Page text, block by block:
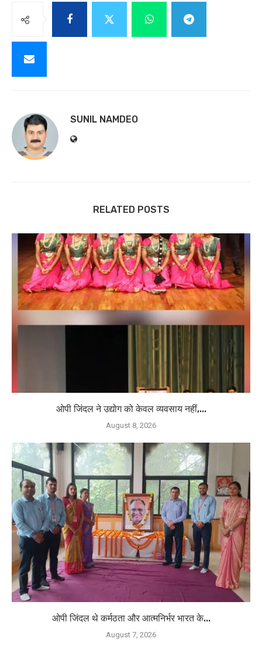
SUNIL NAMDEO
RELATED POSTS
ओपी जिंदल ने उद्योग को केवल व्यवसाय नहीं,...
August 8, 2026
ओपी जिंदल थे कर्मठता और आत्मनिर्भर भारत के...
August 7, 2026